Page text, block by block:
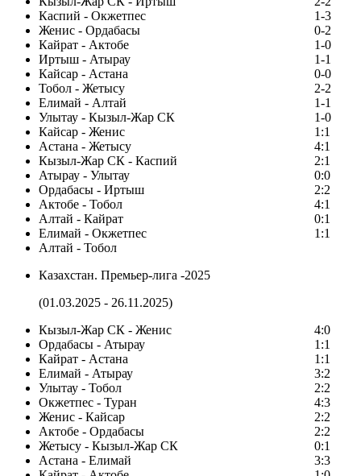
Каспий - Окжетпес
1-3
Женис - Ордабасы
0-2
Кайрат - Актобе
1-0
Иртыш - Атырау
1-1
Кайсар - Астана
0-0
Тобол - Жетысу
2-2
Елимай - Алтай
1-1
Улытау - Кызыл-Жар СК
1-0
Кайсар - Женис
1:1
Астана - Жетысу
4:1
Кызыл-Жар СК - Каспий
2:1
Атырау - Улытау
0:0
Ордабасы - Иртыш
2:2
Актобе - Тобол
4:1
Алтай - Кайрат
0:1
Елимай - Окжетпес
1:1
Алтай - Тобол
Казахстан. Премьер-лига -2025
(01.03.2025 - 26.11.2025)
Кызыл-Жар СК - Женис
4:0
Ордабасы - Атырау
1:1
Кайрат - Астана
1:1
Елимай - Атырау
3:2
Улытау - Тобол
2:2
Окжетпес - Туран
4:3
Женис - Кайсар
2:2
Актобе - Ордабасы
2:2
Жетысу - Кызыл-Жар СК
0:1
Астана - Елимай
3:3